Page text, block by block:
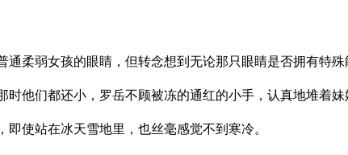
弱女孩的眼睛，但转念想到无论那只眼睛是否拥有特殊
们都还小，罗岳不顾被冻的通红的小手，认真地堆着
使站在冰天雪地里，也丝毫感觉不到寒冷。